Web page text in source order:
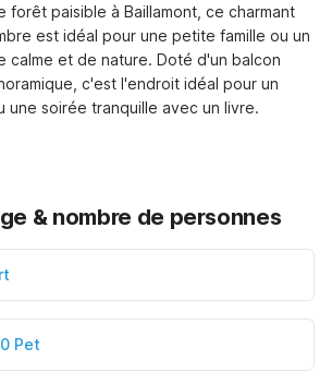
forêt paisible à Baillamont, ce charmant
est idéal pour une petite famille ou un
calme et de nature. Doté d'un balcon
c'est l'endroit idéal pour un
une soirée tranquille avec un livre.
& nombre de personnes
Pet